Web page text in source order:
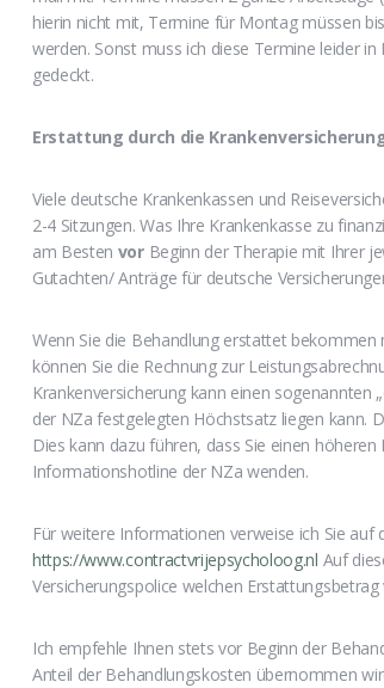
hierin nicht mit, Termine für Montag müssen
werden. Sonst muss ich diese Termine leider
gedeckt.
Erstattung durch die
Viele deutsche Krankenkassen und
2-4 Sitzungen. Was Ihre Krankenkasse zu
am Besten vorBeginn der Therapie mit Ihrer
Gutachten/ Anträge für deutsche
Wenn Sie die Behandlung erstattet
können Sie die Rechnung zur
Krankenversicherung kann einen
der NZa festgelegten Höchstsatz liegen kann.
Dies kann dazu führen, dass Sie einen
Informationshotline der NZa wenden.
Für weitere Informationen verweise ich Sie auf
https://www.contractvrijepsycholoog.nl Auf
Versicherungspolice welchen Erstattungsbetrag
Ich empfehle Ihnen stets vor Beginn der
Anteil der Behandlungskosten übernommen